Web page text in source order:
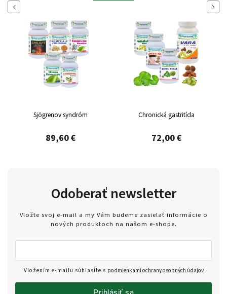
Naspäť Ďalej
Sjögrenov syndróm
89,60 €
Chronická gastritída
72,00 €
Odoberať newsletter
Vložte svoj e-mail a my Vám budeme zasielať informácie o
nových produktoch na našom e-shope.
Vložením e-mailu súhlasíte s podmienkami ochrany osobných údajov
Prihlásiť sa